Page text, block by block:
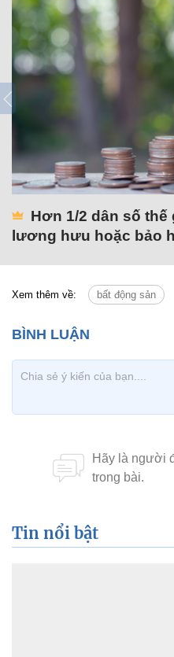
Hơn 1/2 dân số
lương hưu hoặc bảo
Xem thêm về: bất động sản
Tin nổi bật